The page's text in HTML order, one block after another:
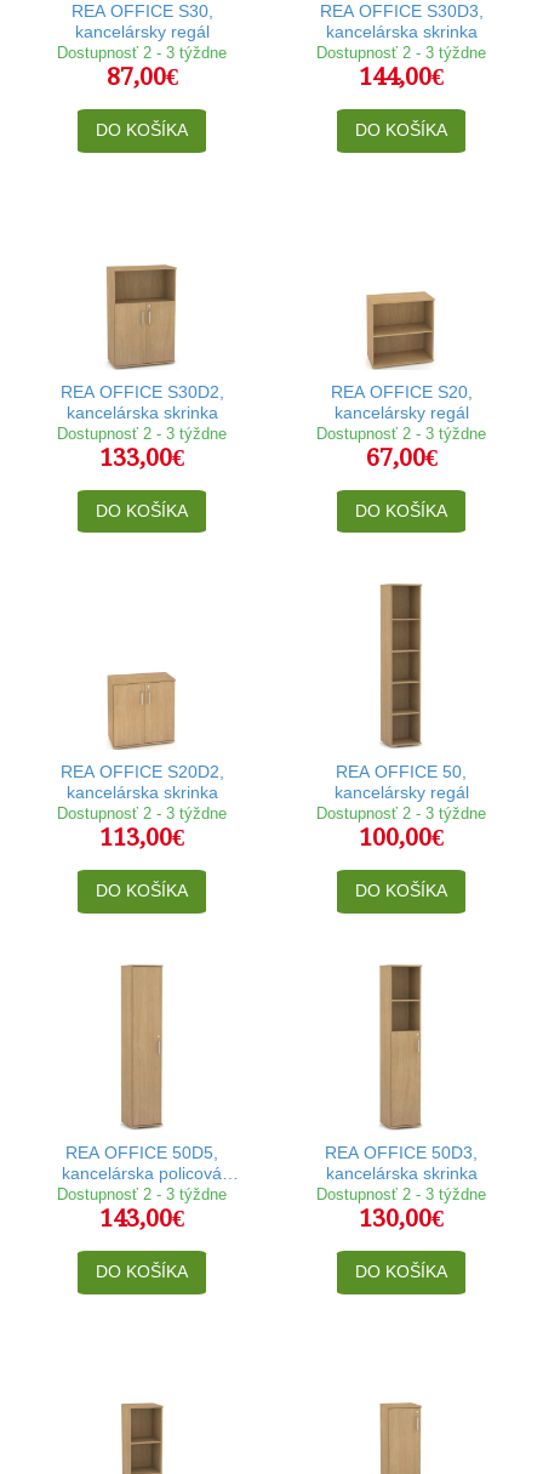
REA OFFICE S30,
kancelársky regál
Dostupnosť 2 - 3 týždne
87,00€
DO KOŠÍKA
REA OFFICE S30D3,
kancelárska skrinka
Dostupnosť 2 - 3 týždne
144,00€
DO KOŠÍKA
REA OFFICE S30D2,
kancelárska skrinka
Dostupnosť 2 - 3 týždne
133,00€
DO KOŠÍKA
REA OFFICE S20,
kancelársky regál
Dostupnosť 2 - 3 týždne
67,00€
DO KOŠÍKA
REA OFFICE S20D2,
kancelárska skrinka
Dostupnosť 2 - 3 týždne
113,00€
DO KOŠÍKA
REA OFFICE 50,
kancelársky regál
Dostupnosť 2 - 3 týždne
100,00€
DO KOŠÍKA
REA OFFICE 50D5,
kancelárska policová
skriňa
Dostupnosť 2 - 3 týždne
143,00€
DO KOŠÍKA
REA OFFICE 50D3,
kancelárska skrinka
Dostupnosť 2 - 3 týždne
130,00€
DO KOŠÍKA